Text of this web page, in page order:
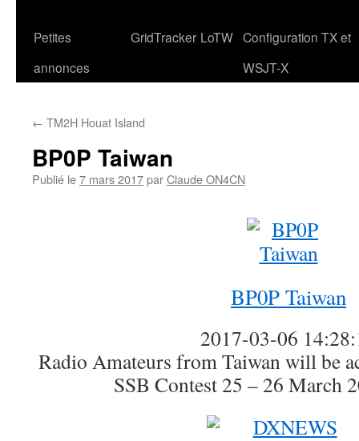
Petites
annonces
GridTracker LoTW Configuration TX et
WSJT-X
← TM2H Houat Island
BP0P Taiwan
Publié le7 mars 2017parClaude ON4CN
BP0P Taiwan
2017-03-06
Radio Amateurs from Taiwan will be
SSB Contest 25 – 26 March